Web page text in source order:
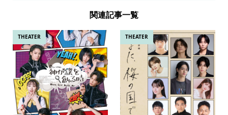
関連記事一覧
THEATER THEATER